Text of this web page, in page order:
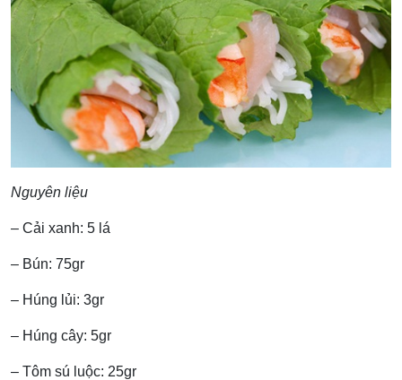
Nguyên liệu
– Cải xanh: 5 lá
– Bún: 75gr
– Húng lủi: 3gr
– Húng cây: 5gr
– Tôm sú luộc: 25gr